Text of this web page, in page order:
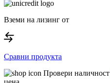
Вземи на лизинг от
Сравни продукта
Провери наличност